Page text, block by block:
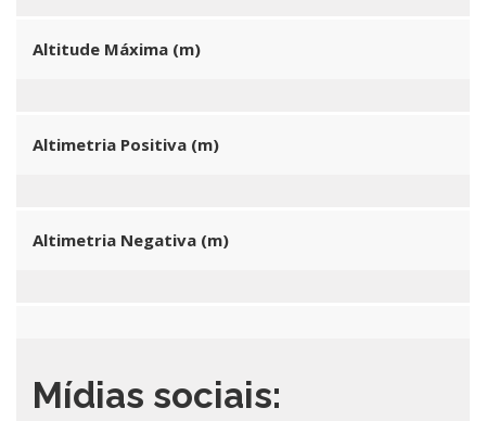
Altitude Máxima (m)
Altimetria Positiva (m)
Altimetria Negativa (m)
Mídias sociais: